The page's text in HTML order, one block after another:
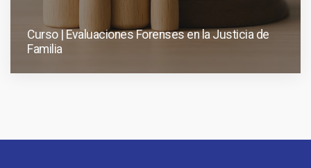
Curso | Evaluaciones Forenses en la Justicia de
Familia